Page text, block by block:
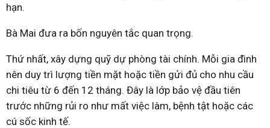
hạn.
Bà Mai đưa ra bốn nguyên tắc quan trọng.
Thứ nhất, xây dựng quỹ dự phòng tài chính. Mỗi gia đình
nên duy trì lượng tiền mặt hoặc tiền gửi đủ cho nhu cầu
chi tiêu từ 6 đến 12 tháng. Đây là lớp bảo vệ đầu tiên
trước những rủi ro như mất việc làm, bệnh tật hoặc các
cú sốc kinh tế.